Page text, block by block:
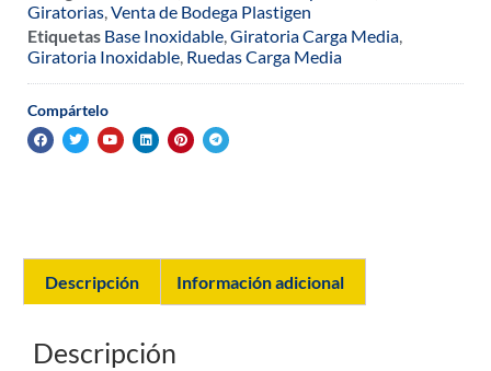
Giratorias Venta de Bodega Plastigen
Etiquetas Base Inoxidable Giratoria Carga Media
Giratoria Inoxidable Ruedas Carga Media
Compártelo
Descripción Información adicional
Descripción